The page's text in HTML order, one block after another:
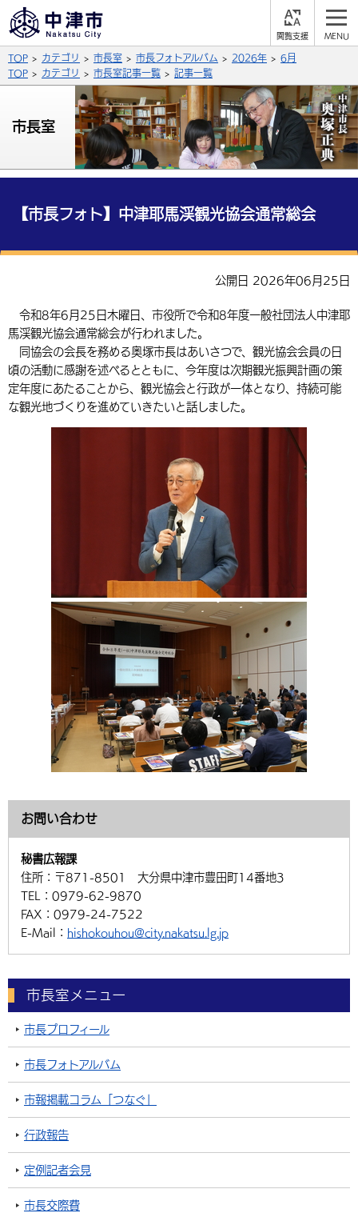
支
背景色
青 白
文字の大きさ
拡大 標準 縮小
言語を選択
英語（English） 中国語（簡体字）
中国語（繁体字） 韓国語（한국어）
公式SNS
X (Twitter) YouTube
サイト内検索
総合メニュー
保険・年金
福祉・介護 健康・予防
税金 住宅・インフラ
環境・衛生 生涯学習・スポーツ・人権
選挙 外国人の方向け情報
入札・契約 産業・雇用
農林水産業 税金
都市整備
子育て・教育
施設情報 子どもを預ける
手当・助成 健康・医療
相談・支援・情報 計画・施策
観光・移住
観光なび スポットを探す
遊ぶ・体験する グルメ・食べる
四季のイベント・祭り
市政情報
中津市について 市役所の紹介
TOP カテゴリ 市長室 市長フォトアルバム 2026年
6月
TOP
カテゴリ 市長室記事一覧 記事一覧
市長室
【市長フォト】中津耶馬渓観光協会通常総会
公開日 2026年06月25日
令和8年6月25日木曜日、市役所で令和8年度一般社団法人中津耶
馬渓観光協会通常総会が行われました。
同協会の会長を務める奥塚市長はあいさつで、観光協会会員の日
頃の活動に感謝を述べるとともに、今年度は次期観光振興計画の策
定年度にあたることから、観光協会と行政が一体となり、持続可能
な観光地づくりを進めていきたいと話しました。
お問い合わせ
秘書広報課
住所： 〒871-8501 大分県中津市豊田町14番地3
TEL： 0979-62-9870
FAX： 0979-24-7522
E-Mail： hishokouhou@city.nakatsu.lg.jp
市長室メニュー
市長プロフィール
市長フォトアルバム
市報掲載コラム「つなぐ」
行政報告
定例記者会見
市長交際費